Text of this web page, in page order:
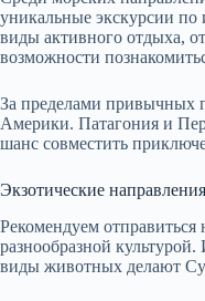
уникальные экскурсии по
виды активного отдыха,
возможности
За пределами привычных
Америки. Патагония и
шанс совместить
Экзотические
Рекомендуем
разнообразной
виды животных делают